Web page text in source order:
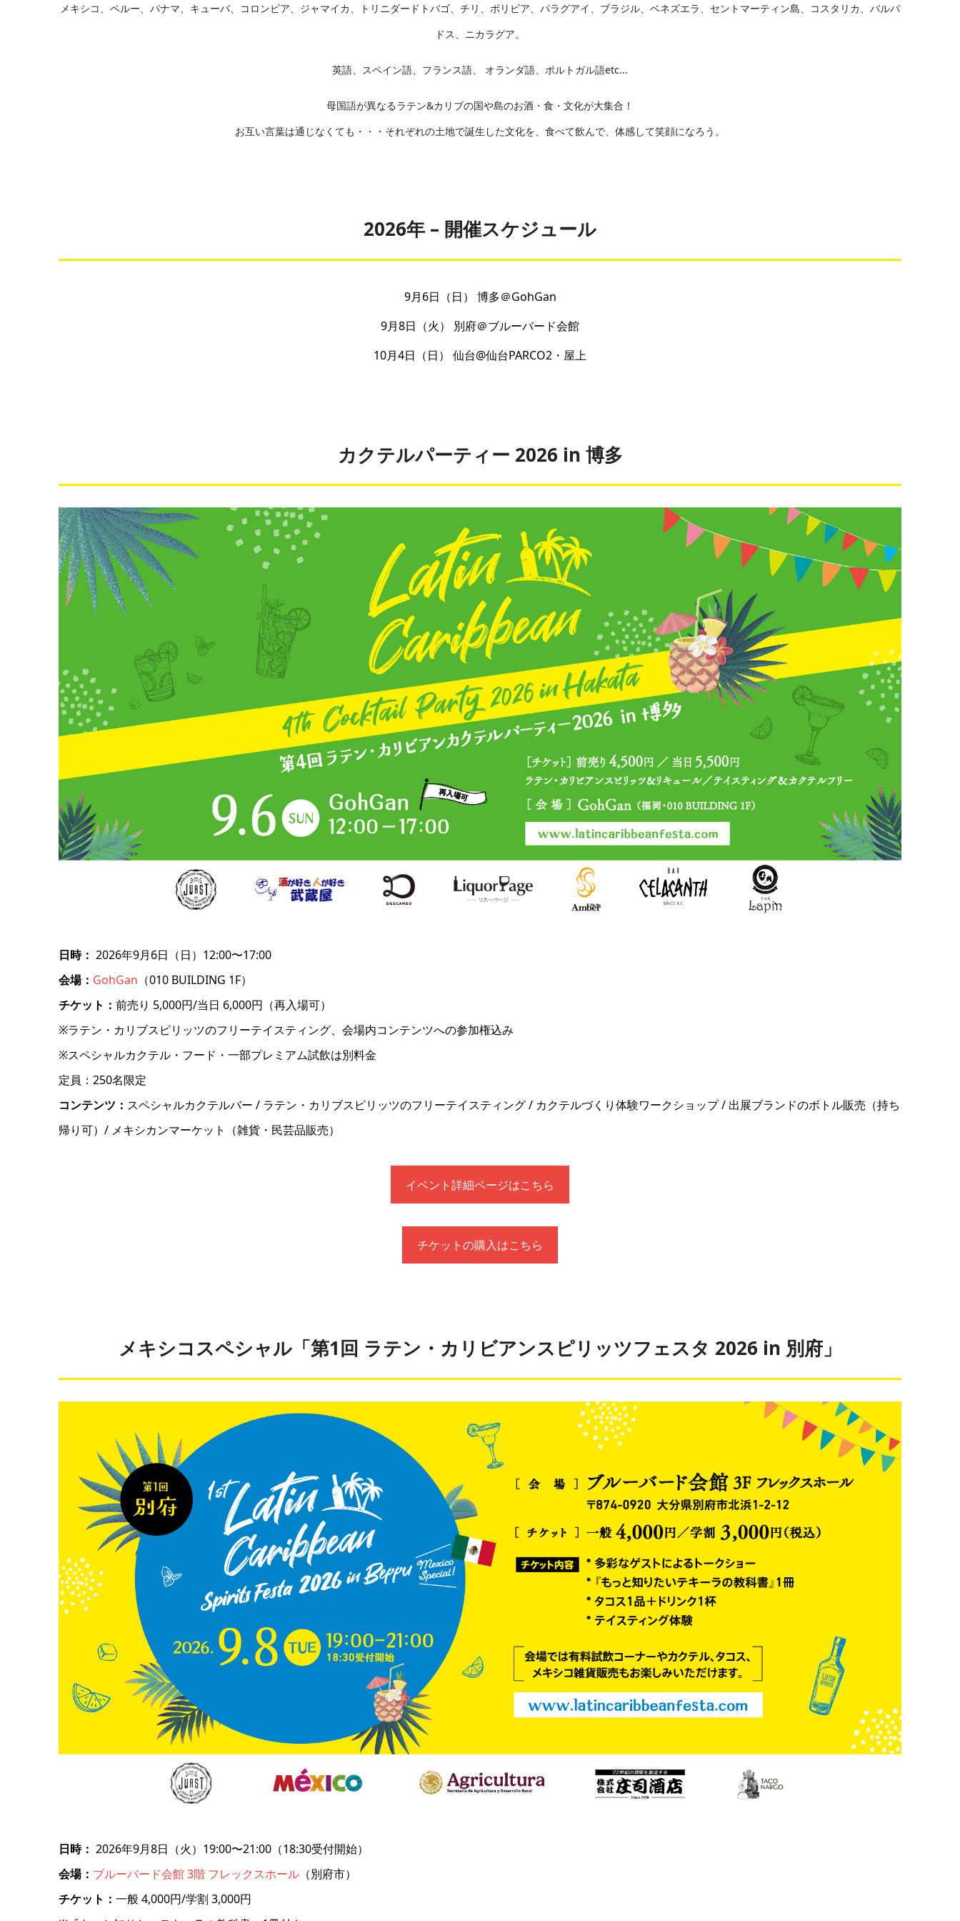
メキシコ、ペルー、パナマ、キューバ、コロンビア、ジャマイカ、トリニダードトバゴ、チリ、ボリビア、パラグアイ、ブラジル、ベネズエラ、セントマーティン島、コスタリカ、バルバ
ドス、ニカラグア。
英語、スペイン語、フランス語、 オランダ語、ポルトガル語etc...
母国語が異なるラテン&カリブの国や島のお酒・食・文化が大集合！
お互い言葉は通じなくても・・・それぞれの土地で誕生した文化を、食べて飲んで、体感して笑顔になろう。
2026年 – 開催スケジュール
9月6日（日） 博多＠GohGan
9月8日（火） 別府＠ブルーバード会館
10月4日（日） 仙台@仙台PARCO2・屋上
カクテルパーティー 2026 in 博多
日時： 2026年9月6日（日）12:00〜17:00
会場： GohGan （010 BUILDING 1F）
チケット： 前売り 5,000円/当日 6,000円（再入場可）
※ラテン・カリブスピリッツのフリーテイスティング、会場内コンテンツへの参加権込み
※スペシャルカクテル・フード・一部プレミアム試飲は別料金
定員：250名限定
コンテンツ： スペシャルカクテルバー / ラテン・カリブスピリッツのフリーテイスティング / カクテルづくり体験ワークショップ / 出展ブランドのボトル販売（持ち
帰り可）/ メキシカンマーケット（雑貨・民芸品販売）
イベント詳細ページはこちら
チケットの購入はこちら
メキシコスペシャル「第1回 ラテン・カリビアンスピリッツフェスタ 2026 in 別府」
日時： 2026年9月8日（火）19:00〜21:00（18:30受付開始）
会場： ブルーバード会館 3階 フレックスホール （別府市）
チケット： 一般 4,000円/学割 3,000円